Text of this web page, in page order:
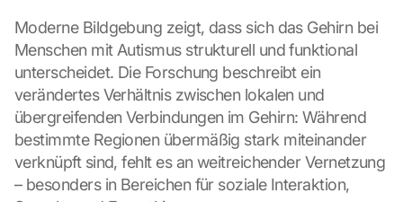
Moderne Bildgebung zeigt, dass sich das Gehirn bei
Menschen mit Autismus strukturell und funktional
unterscheidet. Die Forschung beschreibt ein
verändertes Verhältnis zwischen lokalen und
übergreifenden Verbindungen im Gehirn: Während
bestimmte Regionen übermäßig stark miteinander
verknüpft sind, fehlt es an weitreichender Vernetzung
– besonders in Bereichen für soziale Interaktion,